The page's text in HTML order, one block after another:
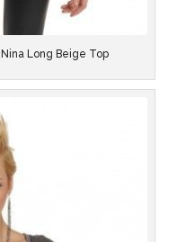
Long Beige Top